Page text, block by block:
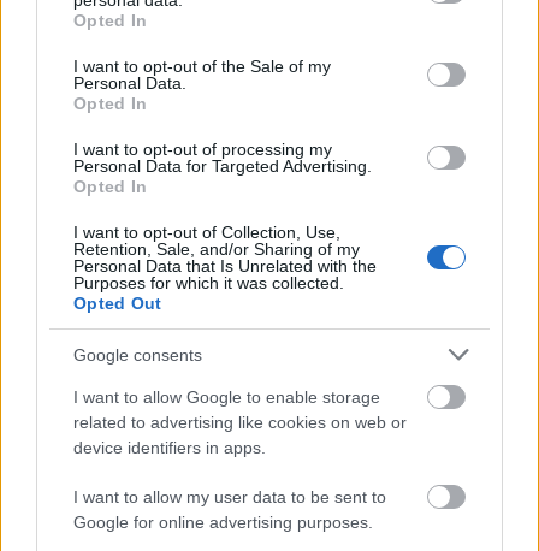
grant or deny consent to Google and its third-party tags to
use your data for below specified purposes in below Google
consent section.
Opted In
I want to opt-out of the Sale of my
Personal Data.
Opted In
I want to opt-out of processing my
Personal Data for Targeted Advertising.
Opted In
I want to opt-out of Collection, Use,
Retention, Sale, and/or Sharing of my
Personal Data that Is Unrelated with the
Purposes for which it was collected.
Opted Out
Google consents
I want to allow Google to enable storage
related to advertising like cookies on web or
device identifiers in apps.
I want to allow my user data to be sent to
Google for online advertising purposes.
Nagy László Lázár fametszete (1983). Jelzet:
Kisnyomtatványtár